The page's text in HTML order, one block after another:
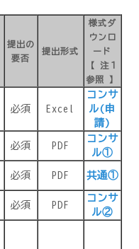
提出の
要否
提出形式
様式ダ
ウンロ
ード
【 注１
参照 】
必須 Excel
コンサ
ル(申
請)
必須 PDF
コンサ
ル①
必須 PDF 共通①
必須 PDF
コンサ
ル②